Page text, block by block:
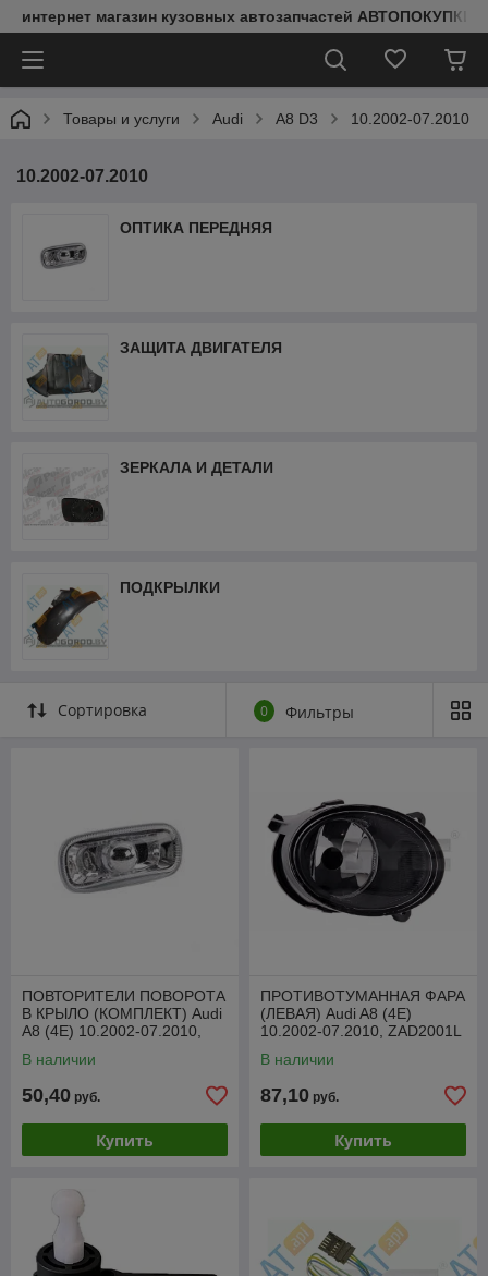
интернет магазин кузовных автозапчастей АВТОПОКУПКИ
Товары и услуги Audi A8 D3 10.2002-07.2010
10.2002-07.2010
ОПТИКА ПЕРЕДНЯЯ
ЗАЩИТА ДВИГАТЕЛЯ
ЗЕРКАЛА И ДЕТАЛИ
ПОДКРЫЛКИ
Сортировка 0 Фильтры
ПОВТОРИТЕЛИ ПОВОРОТА
В КРЫЛО (КОМПЛЕКТ) Audi
A8 (4E) 10.2002-07.2010,
В наличии
50,40 руб.
Купить
ПРОТИВОТУМАННАЯ ФАРА
(ЛЕВАЯ) Audi A8 (4E)
10.2002-07.2010, ZAD2001L
В наличии
87,10 руб.
Купить